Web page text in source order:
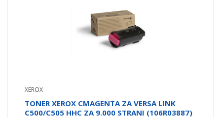
XEROX
TONER XEROX CMAGENTA ZA VERSA LINK
C500/C505 HHC ZA 9.000 STRANI (106R03887)